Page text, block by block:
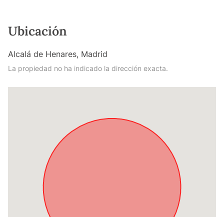
Ubicación
Alcalá de Henares, Madrid
La propiedad no ha indicado la dirección exacta.